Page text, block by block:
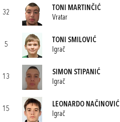
32
TONI MARTINČIĆ
Vratar
5
TONI SMILOVIĆ
Igrač
13
SIMON STIPANIĆ
Igrač
15
LEONARDO NAČINOVIĆ
Igrač